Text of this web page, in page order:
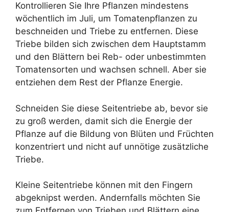
Kontrollieren Sie Ihre Pflanzen mindestens
wöchentlich im Juli, um Tomatenpflanzen zu
beschneiden und Triebe zu entfernen. Diese
Triebe bilden sich zwischen dem Hauptstamm
und den Blättern bei Reb- oder unbestimmten
Tomatensorten und wachsen schnell. Aber sie
entziehen dem Rest der Pflanze Energie.
Schneiden Sie diese Seitentriebe ab, bevor sie
zu groß werden, damit sich die Energie der
Pflanze auf die Bildung von Blüten und Früchten
konzentriert und nicht auf unnötige zusätzliche
Triebe.
Kleine Seitentriebe können mit den Fingern
abgeknipst werden. Andernfalls möchten Sie